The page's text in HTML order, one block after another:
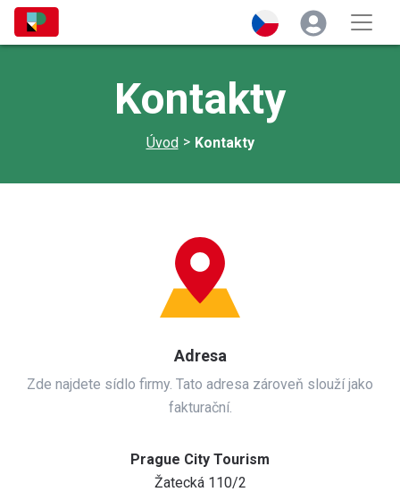
Kontakty
Úvod > Kontakty
Adresa
Zde najdete sídlo firmy. Tato adresa zároveň slouží jako
fakturační.
Prague City Tourism
Žatecká 110/2